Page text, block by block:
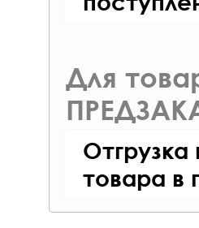
Для
Отгрузка
товара в